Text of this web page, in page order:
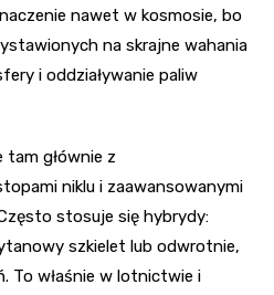
nawet w kosmosie, bo
na skrajne wahania
i oddziaływanie paliw
głównie z
niklu i zaawansowanymi
stosuje się hybrydy:
szkielet lub odwrotnie,
To właśnie w lotnictwie i